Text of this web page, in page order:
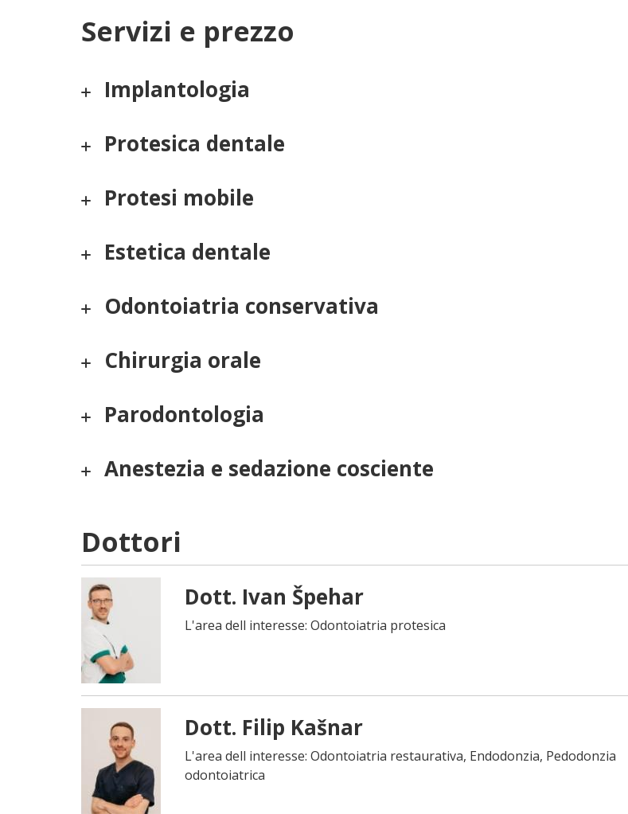
Servizi e prezzo
Implantologia
Protesica dentale
Protesi mobile
Estetica dentale
Odontoiatria conservativa
Chirurgia orale
Parodontologia
Anestezia e sedazione cosciente
Dottori
Dott. Ivan Špehar
L'area dell interesse: Odontoiatria protesica
Dott. Filip Kašnar
L'area dell interesse: Odontoiatria restaurativa, Endodonzia, Pedodonzia
odontoiatrica